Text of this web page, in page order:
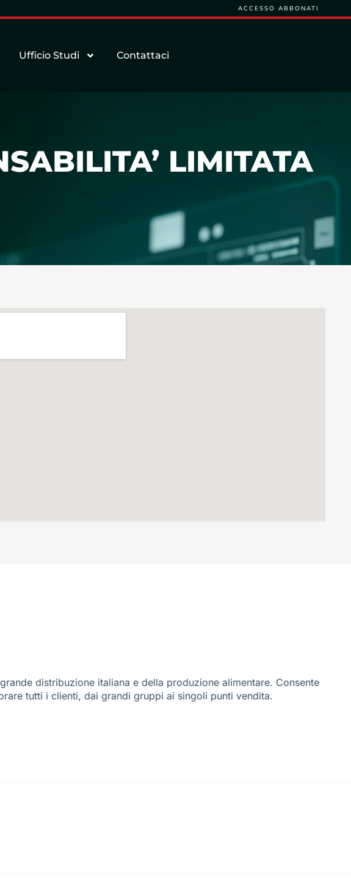
ACCESSO ABBONATI
Ufficio Studi Contattaci
LIMITATA
distribuzione italiana e della produzione alimentare. Consente
tutti i clienti, dai grandi gruppi ai singoli punti vendita.